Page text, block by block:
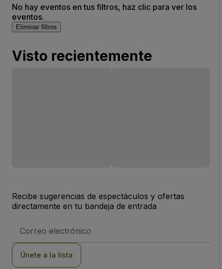
No hay eventos en tus filtros, haz clic para ver los
eventos.
Eliminar filtros
Visto recientemente
Recibe sugerencias de espectáculos y ofertas
directamente en tu bandeja de entrada
de
Únete a la lista